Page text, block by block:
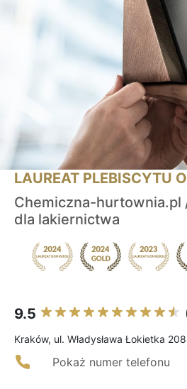
LAUREAT PLEBISCYTU
Chemiczna-hurtownia.pl
dla lakiernictwa
9.5
Kraków, ul. Władysława Łokietka 208
Pokaż numer telefonu